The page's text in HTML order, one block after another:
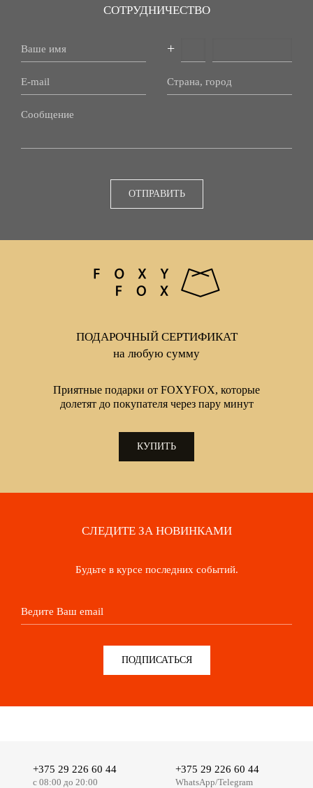
СОТРУДНИЧЕСТВО
+
ОТПРАВИТЬ
ПОДАРОЧНЫЙ СЕРТИФИКАТ
на любую сумму
Приятные подарки от FOXYFOX, которые
долетят до покупателя через пару минут
КУПИТЬ
СЛЕДИТЕ ЗА НОВИНКАМИ
Будьте в курсе последних событий.
ПОДПИСАТЬСЯ
+375 29 226 60 44
c 08:00 до 20:00
+375 29 226 60 44
WhatsApp/Telegram